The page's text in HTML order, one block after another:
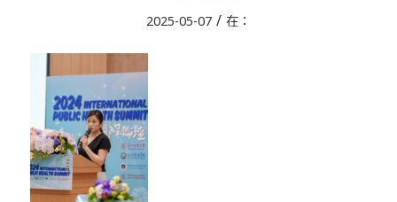
2025-05-07 / 在：